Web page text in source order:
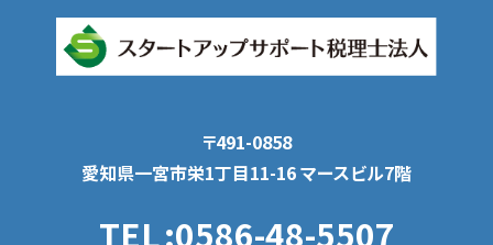
〒491-0858
愛知県一宮市栄1丁目11-16 マースビル7階
TEL:0586-48-5507